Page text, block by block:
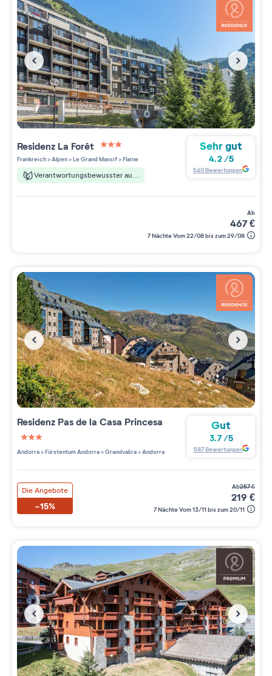
Residenz La Forêt
3 étoiles sur 5
Frankreich>Alpen>Le Grand Massif>Flaine
Verantwortungsbewusster aufenthalt
Sehr gut
4.2/5
540Bewertungen
ab
467€
7 Nächte Vom 22/08 bis zum 29/08
Residenz Pas de la Casa Princesa
3 étoiles sur 5
Andorra>Fürstentum Andorra>Grandvalira>Andorra
Gut
3.7/5
587Bewertungen
Die Angebote
-15%
ab257€
219 €
7 Nächte Vom 13/11 bis zum 20/11